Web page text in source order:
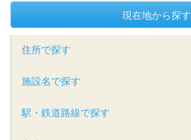
現在地から探す
住所で探す
施設名で探す
駅・鉄道路線で探す